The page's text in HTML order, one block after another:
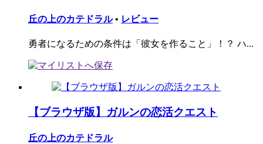
丘の上のカテドラル • レビュー
勇者になるための条件は「彼女を作ること」！？ ハ...
【ブラウザ版】ガルンの恋活クエスト
丘の上のカテドラル